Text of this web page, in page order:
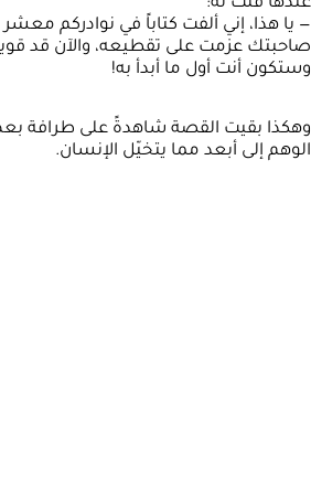
عندها قلت له:
— يا هذا، إني ألفت كتاباً في نوادركم
صاحبتك عزمت على تقطيعه، والآن قد
وستكون أنت أول ما أبدأ به!
وهكذا بقيت القصة شاهدةً على طرافة
الوهم إلى أبعد مما يتخيّل الإنسان.